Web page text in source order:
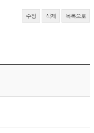
수정 삭제 목록으로